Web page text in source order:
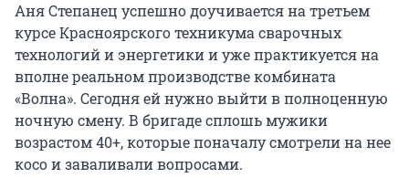
Аня Степанец успешно доучивается на третьем
курсе Красноярского техникума сварочных
технологий и энергетики и уже практикуется на
вполне реальном производстве комбината
«Волна». Сегодня ей нужно выйти в полноценную
ночную смену. В бригаде сплошь мужики
возрастом 40+, которые поначалу смотрели на нее
косо и заваливали вопросами.